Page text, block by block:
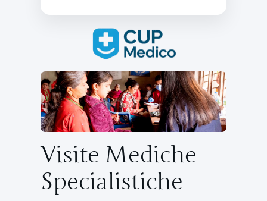
Visite Mediche
Specialistiche